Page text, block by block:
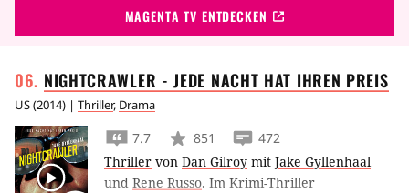
MAGENTA TV ENTDECKEN
NIGHTCRAWLER - JEDE NACHT HAT IHREN PREIS
US(2014) | Thriller, Drama
7.7 851
472
Thriller von Dan Gilroy mit Jake Gyllenhaal
und Rene Russo. Im Krimi-Thriller